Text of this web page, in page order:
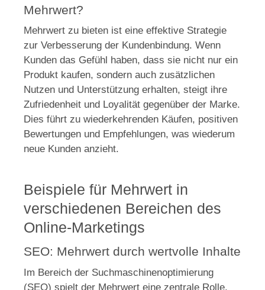
Mehrwert?
Mehrwert zu bieten ist eine effektive Strategie
zur Verbesserung der Kundenbindung. Wenn
Kunden das Gefühl haben, dass sie nicht nur ein
Produkt kaufen, sondern auch zusätzlichen
Nutzen und Unterstützung erhalten, steigt ihre
Zufriedenheit und Loyalität gegenüber der Marke.
Dies führt zu wiederkehrenden Käufen, positiven
Bewertungen und Empfehlungen, was wiederum
neue Kunden anzieht.
Beispiele für Mehrwert in
verschiedenen Bereichen des
Online-Marketings
SEO: Mehrwert durch wertvolle Inhalte
Im Bereich der Suchmaschinenoptimierung
(SEO) spielt der Mehrwert eine zentrale Rolle.